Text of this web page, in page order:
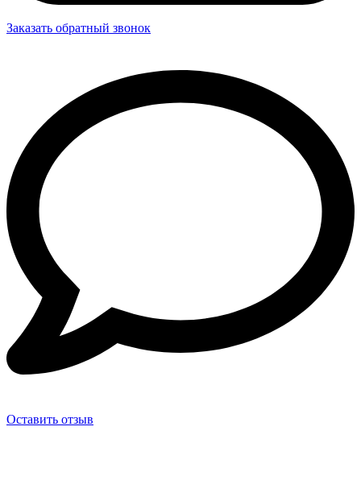
Заказать обратный звонок
Оставить отзыв